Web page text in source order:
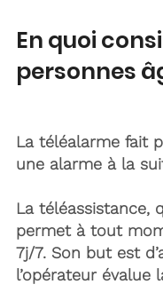
En quoi
personnes
La téléalarme fait
une alarme à la
La téléassistance,
permet à tout
7j/7. Son but est
l’opérateur évalue